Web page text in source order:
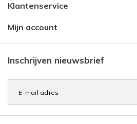
Klantenservice
Mijn account
Inschrijven nieuwsbrief